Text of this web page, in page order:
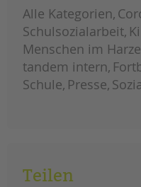
Kinder- und Jugendschutz
Unsere Videos
Gesellschafter VdK
schoolcoach BTL
tandem international
NEWS/BLOG
geschlechtliche
vielfalt
schule
jugendhilfe
Alle Kategorien
Schulsozialarbeit
Menschen im
tandem intern
Schule Presse
Teilen